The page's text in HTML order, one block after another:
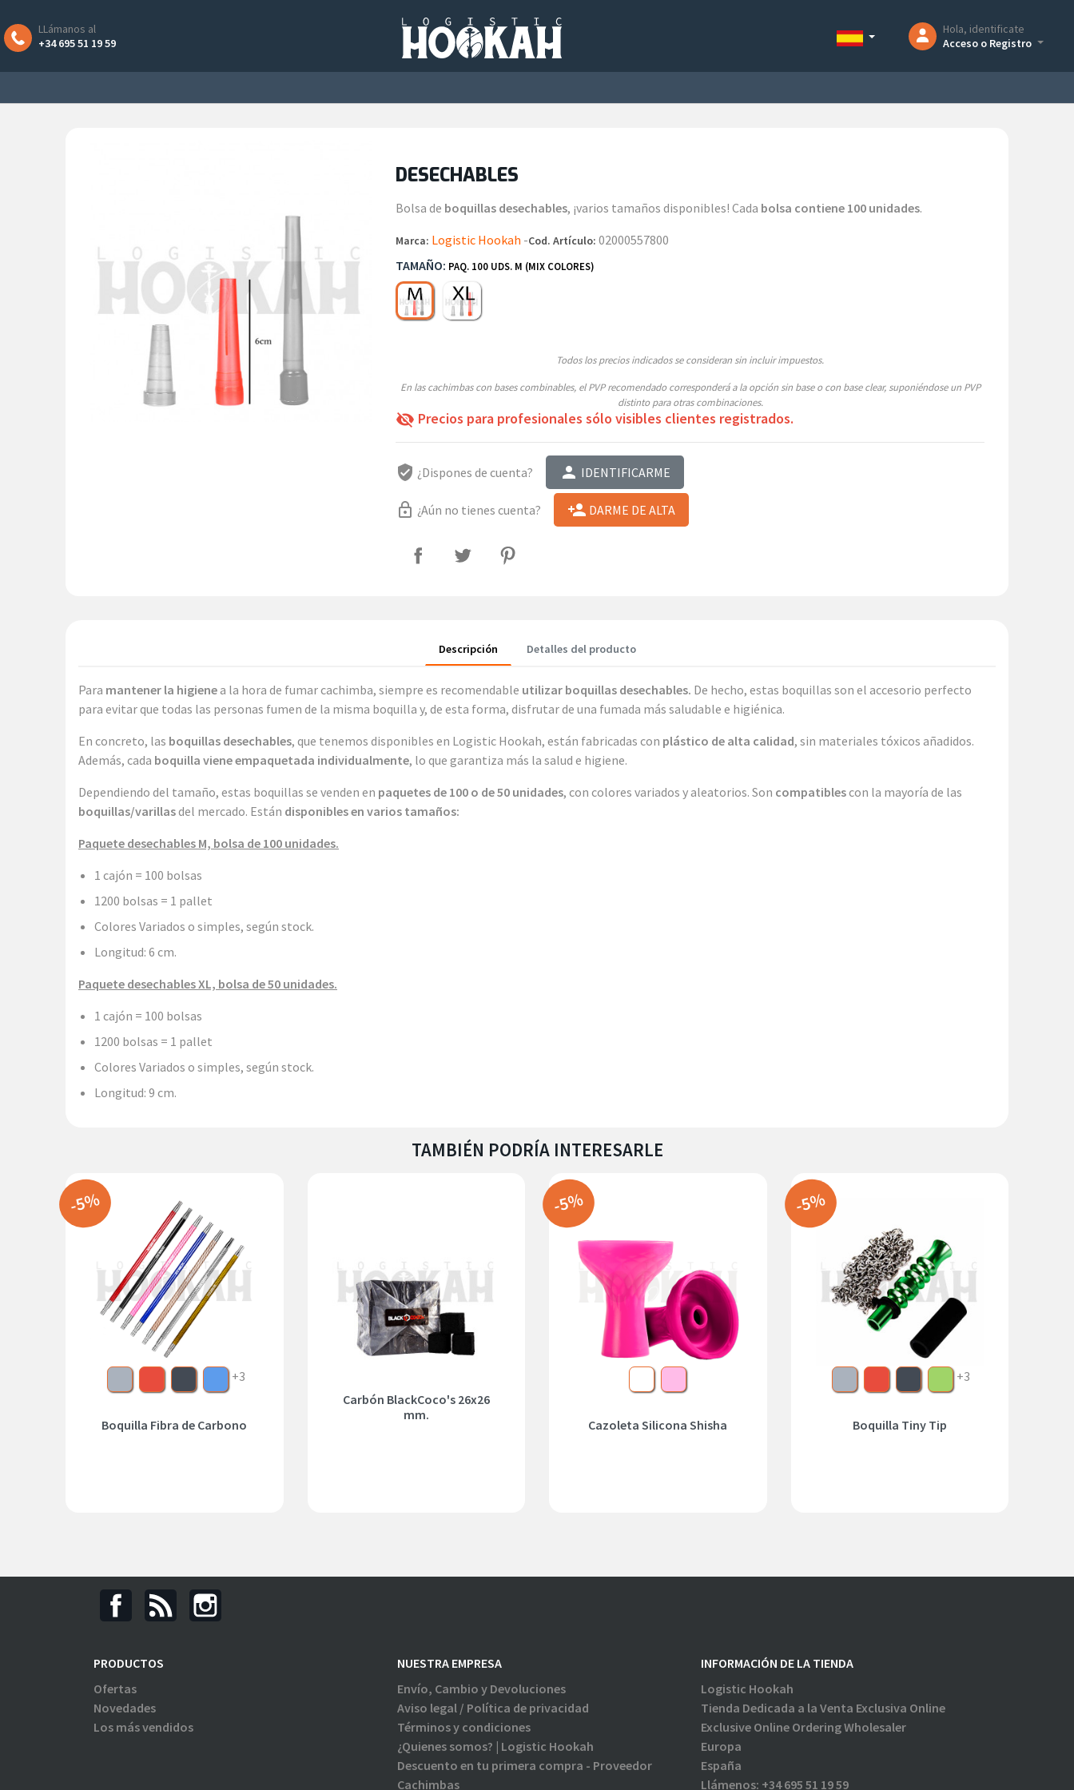
LLámanos al
+34 695 51 19 59
Hola, identificate
Acceso o Registro
DESECHABLES
Bolsa de boquillas desechables, ¡varios tamaños disponibles! Cada bolsa contiene 100 unidades.
Marca: Logistic Hookah -Cod. Artículo: 02000557800
TAMAÑO: PAQ. 100 UDS. M (MIX COLORES)
Paq. 100 uds. M (mix colores)
Paq. 50 uds. XL (mix colores)
Todos los precios indicados se consideran sin incluir impuestos.
En las cachimbas con bases combinables, el PVP recomendado corresponderá a la opción sin base o con base clear, suponiéndose un PVP
distinto para otras combinaciones.
visibility_off Precios para profesionales sólo visibles clientes registrados.
verified_user ¿Dispones de cuenta? person IDENTIFICARME
lock_outline ¿Aún no tienes cuenta? person_add DARME DE ALTA
Descripción Detalles del producto
Para mantener la higienea la hora de fumar cachimba, siempre es recomendable utilizar boquillas desechables. De hecho, estas boquillas son el accesorio perfecto
para evitar que todas las personas fumen de la misma boquilla y, de esta forma, disfrutar de una fumada más saludable e higiénica.
En concreto, las boquillas desechables, que tenemos disponibles en Logistic Hookah, están fabricadas con plástico de alta calidad, sin materiales tóxicos añadidos.
Además, cada boquilla viene empaquetada individualmente, lo que garantiza más la salud e higiene.
Dependiendo del tamaño, estas boquillas se venden en paquetes de 100 o de 50 unidades, con colores variados y aleatorios. Son compatiblescon la mayoría de las
boquillas/varillasdel mercado. Están disponibles en varios tamaños:
Paquete desechables M, bolsa de 100 unidades.
1 cajón = 100 bolsas
1200 bolsas = 1 pallet
Colores Variados o simples, según stock.
Longitud: 6 cm.
Paquete desechables XL, bolsa de 50 unidades.
1 cajón = 100 bolsas
1200 bolsas = 1 pallet
Colores Variados o simples, según stock.
Longitud: 9 cm.
TAMBIÉN PODRÍA INTERESARLE
Gris Rojo NegroAzul +3
Boquilla Fibra de Carbono
-5%
Carbón BlackCoco's 26x26
mm.
BlancoRosa
Cazoleta Silicona Shisha
-5%
Gris Rojo NegroVerde+3
Boquilla Tiny Tip
-5%
PRODUCTOS
Ofertas
Novedades
Los más vendidos
NUESTRA EMPRESA
Envío, Cambio y Devoluciones
Aviso legal / Política de privacidad
Términos y condiciones
¿Quienes somos? | Logistic Hookah
Descuento en tu primera compra - Proveedor
Cachimbas
INFORMACIÓN DE LA TIENDA
Logistic Hookah
Tienda Dedicada a la Venta Exclusiva Online
Exclusive Online Ordering Wholesaler
Europa
España
Llámenos: +34 695 51 19 59